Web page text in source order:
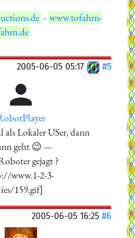
- www.tofahrn-
2005-06-05 05:17 #5

als Lokaler USer, dann
geht 😉 ---
gejagt ?
www.1-2-3-
159.gif]
2005-06-05 16:25 #6